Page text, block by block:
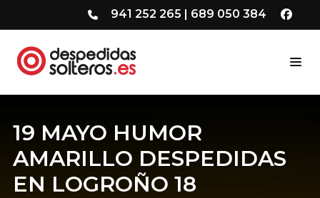
941 252 265 | 689 050 384
19 MAYO HUMOR
AMARILLO DESPEDIDAS
EN LOGROÑO 18